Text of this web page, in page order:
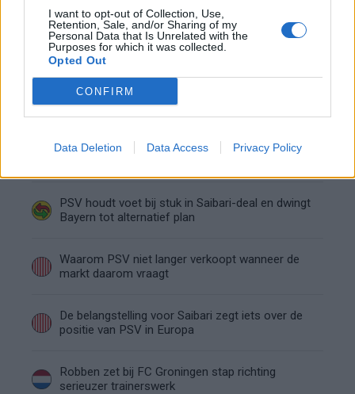
I want to opt-out of Collection, Use,
Retention, Sale, and/or Sharing of my
Personal Data that Is Unrelated with the
Purposes for which it was collected.
Opted Out
CONFIRM
Data Deletion Data Access Privacy Policy
Geen midweekse speelrondes meer in 26/27: dit
is het plan van de Eredivisie
PSV haakte af voor Mats Rots:
miljoenentransfer legt probleem voor Eredivisie-
Dit zijn de belangrijkste speeldata van het
PSV houdt voet bij stuk in Saibari-deal en dwingt
Bayern tot alternatief plan
Waarom PSV niet langer verkoopt wanneer de
markt daarom vraagt
De belangstelling voor Saibari zegt iets over de
positie van PSV in Europa
Robben zet bij FC Groningen stap richting
serieuzer trainerswerk